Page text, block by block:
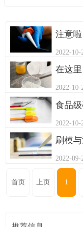
2022-10-
2022-10-
食品
2022-10-
刷模
2022-09-
首页 上页 1